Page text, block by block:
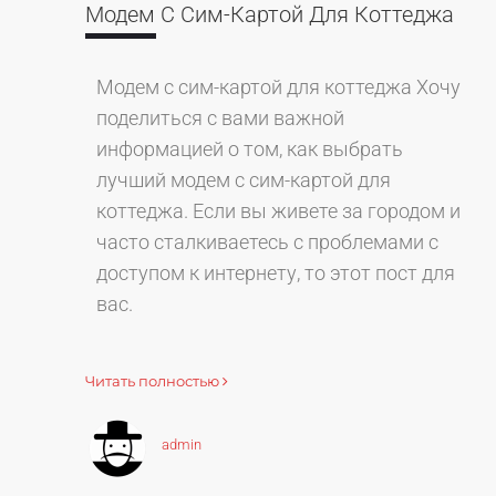
Модем С Сим-Картой Для Коттеджа
Модем с сим-картой для коттеджа Хочу
поделиться с вами важной
информацией о том, как выбрать
лучший модем с сим-картой для
коттеджа. Если вы живете за городом и
часто сталкиваетесь с проблемами с
доступом к интернету, то этот пост для
вас.
Читать полностью
admin